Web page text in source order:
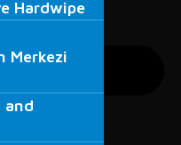
Merkezi
and
Hardwipe
Merkezi
and